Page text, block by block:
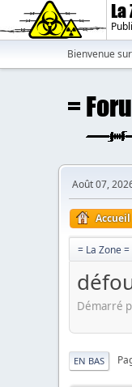
Bienvenue sur
Août 07,
Accueil
= La Zone =
Démarré
EN BAS